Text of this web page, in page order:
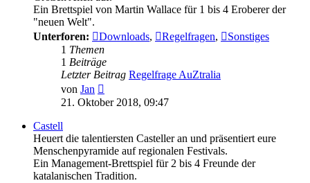
Ein Brettspiel von Martin Wallace für 1 bis 4 Eroberer der
"neuen Welt".
Unterforen:
Downloads, Regelfragen,
Sonstiges
1 Themen
1 Beiträge
Letzter Beitrag Regelfrage AuZtralia
von Jan
Beitrag
21. Oktober 2018, 09:47
Castell
Heuert die talentiersten Casteller an und präsentiert eure
Menschenpyramide auf regionalen Festivals.
Ein Management-Brettspiel für 2 bis 4 Freunde der
katalanischen Tradition.